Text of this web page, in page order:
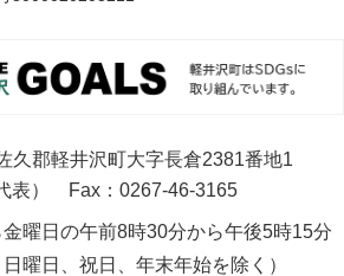
久郡軽井沢町大字長倉2381番地1
表）
Fax：0267-46-3165
金曜日の午前8時30分から午後5時15分
日曜日、祝日、年末年始を除く）